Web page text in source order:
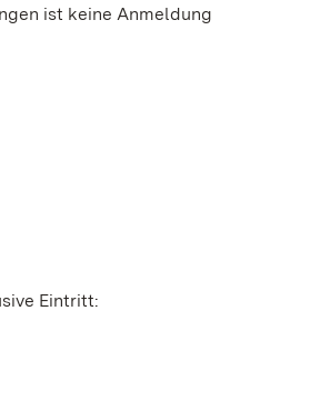
ist keine Anmeldung
Eintritt: